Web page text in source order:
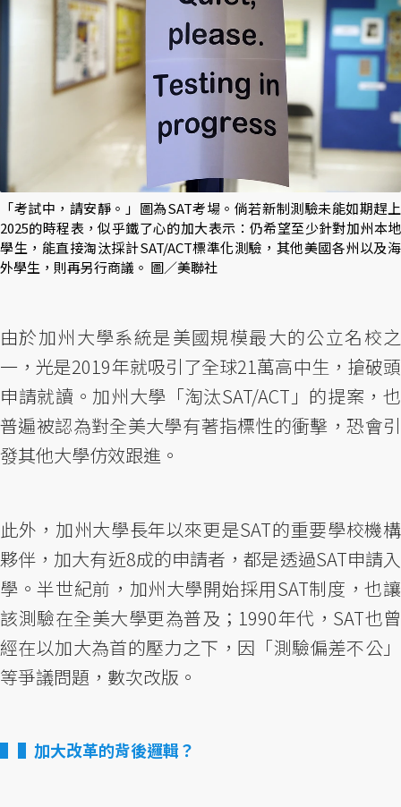
「考試中，請安靜。」圖為SAT考場。倘若新制測驗未能如期趕上
2025的時程表，似乎鐵了心的加大表示：仍希望至少針對加州本地
學生，能直接淘汰採計SAT/ACT標準化測驗，其他美國各州以及海
外學生，則再另行商議。 圖／美聯社
由於加州大學系統是美國規模最大的公立名校之
一，光是2019年就吸引了全球21萬高中生，搶破頭
申請就讀。加州大學「淘汰SAT/ACT」的提案，也
普遍被認為對全美大學有著指標性的衝擊，恐會引
發其他大學仿效跟進。
此外，加州大學長年以來更是SAT的重要學校機構
夥伴，加大有近8成的申請者，都是透過SAT申請入
學。半世紀前，加州大學開始採用SAT制度，也讓
該測驗在全美大學更為普及；1990年代，SAT也曾
經在以加大為首的壓力之下，因「測驗偏差不公」
等爭議問題，數次改版。
▌加大改革的背後邏輯？